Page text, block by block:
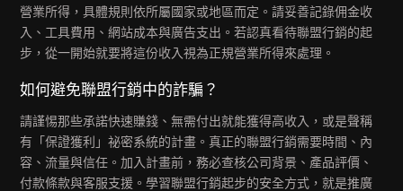
營業所得，具體規則依所屬國家或地區而定。請妥善記錄佣金收
入、工具費用、網站成本與廣告支出。若認真看待聯盟行銷的起
步，從一開始就要將這份收入視為正規營業所得來處理。
如何避免聯盟行銷中的詐騙？
請謹惕那些承諾快速賺錢、無需付出就能獲得高收入，或是聲稱
有「保證獲利」祕密系統的計畫。真正的聯盟行銷需要時間、內
容、流量與信任。加入計畫前，務必查核公司背景、產品評價、
付款條款與客服支援。學習聯盟行銷起步的安全方式，就是推廣